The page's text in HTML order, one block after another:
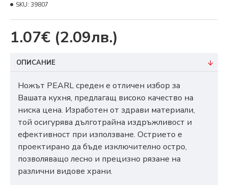
1.07€ (2.09лв.)
SKU: 39807
ОПИСАНИЕ
Ножът PEARL среден е отличен избор за
Вашата кухня, предлагащ високо качество на
ниска цена. Изработен от здрави материали,
той осигурява дълготрайна издръжливост и
ефективност при използване. Острието е
проектирано да бъде изключително остро,
позволяващо лесно и прецизно рязане на
различни видове храни.